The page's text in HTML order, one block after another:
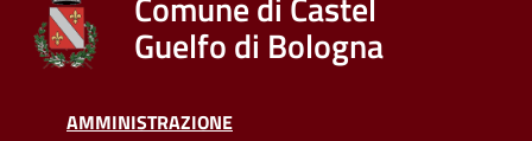
Guelfo di Bologna
AMMINISTRAZIONE